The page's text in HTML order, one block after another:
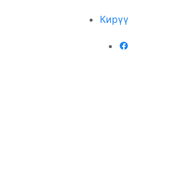
Кирүү